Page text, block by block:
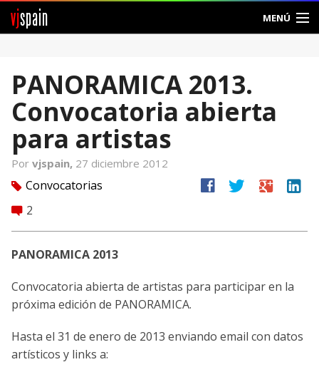
vjspain MENÚ
Foros
Noticias
Vjspain
Ayuda
Entrar
Crear Cuenta
PANORAMICA 2013.
Convocatoria abierta
para artistas
Por vjspain, 27 diciembre 2012
tag Convocatorias
comment 2
facebook twitter google linkedin
PANORAMICA 2013
Convocatoria abierta de artistas para participar en la
próxima edición de PANORAMICA.
Hasta el 31 de enero de 2013 enviando email con datos
artísticos y links a: